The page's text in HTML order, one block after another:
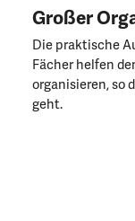
Großer
Die praktische
Fächer helfen
organisieren, so
geht.